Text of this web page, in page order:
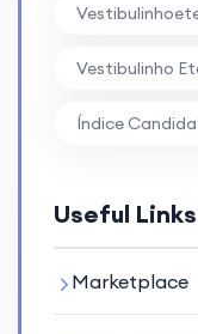
Vestibulinho
Índice
Useful Links
Marketplace